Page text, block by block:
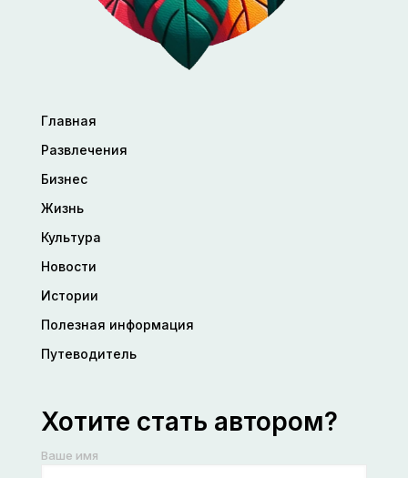
Главная
Развлечения
Бизнес
Жизнь
Культура
Новости
Истории
Полезная информация
Путеводитель
Хотите стать автором?
Ваше имя